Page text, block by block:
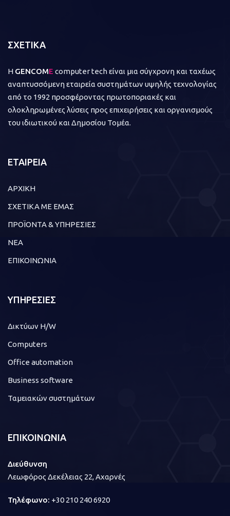
ΣΧΕΤΙΚΑ
Η GENCOME computer tech είναι μια σύγχρονη και ταχέως
αναπτυσσόμενη εταιρεία συστημάτων υψηλής τεχνολογίας
από το 1992 προσφέροντας πρωτοποριακές και
ολοκληρωμένες λύσεις προς επιχειρήσεις και οργανισμούς
του ιδιωτικού και Δημοσίου Τομέα.
ΕΤΑΙΡΕΙΑ
ΑΡΧΙΚΗ
ΣΧΕΤΙΚΑ ΜΕ ΕΜΑΣ
ΠΡΟΪΟΝΤΑ & ΥΠΗΡΕΣΙΕΣ
ΝΕΑ
ΕΠΙΚΟΙΝΩΝΙΑ
ΥΠΗΡΕΣΙΕΣ
Δικτύων H/W
Computers
Office automation
Business software
Ταμειακών συστημάτων
ΕΠΙΚΟΙΝΩΝΙΑ
Διεύθυνση
Λεωφόρος Δεκέλειας 22, Αχαρνές
Τηλέφωνο: +30 210 240 6920